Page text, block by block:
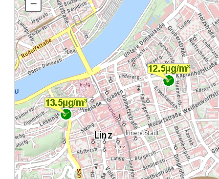
–